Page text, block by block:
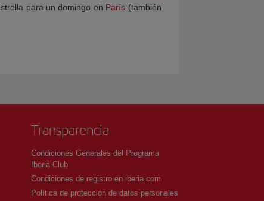
para un domingo en París (también
Transparencia
Condiciones Generales del Programa
Iberia Club
Condiciones de registro en iberia.com
Política de protección de datos personales